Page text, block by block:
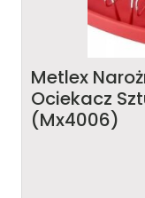
Metlex
Ociekacz
(Mx4006)